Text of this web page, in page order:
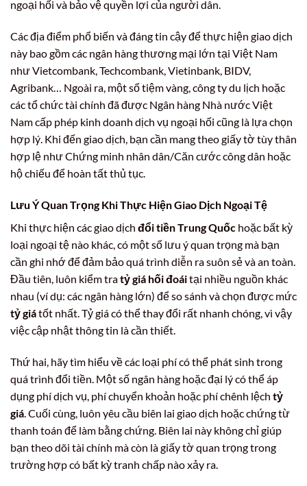
ngoại hối và bảo vệ quyền lợi của người dân.
Các địa điểm phổ biến và đáng tin cậy để thực hiện giao dịch
này bao gồm các ngân hàng thương mại lớn tại Việt Nam
như Vietcombank, Techcombank, Vietinbank, BIDV,
Agribank… Ngoài ra, một số tiệm vàng, công ty du lịch hoặc
các tổ chức tài chính đã được Ngân hàng Nhà nước Việt
Nam cấp phép kinh doanh dịch vụ ngoại hối cũng là lựa chọn
hợp lý. Khi đến giao dịch, bạn cần mang theo giấy tờ tùy thân
hợp lệ như Chứng minh nhân dân/Căn cước công dân hoặc
hộ chiếu để hoàn tất thủ tục.
Lưu Ý Quan Trọng Khi Thực Hiện Giao Dịch Ngoại Tệ
Khi thực hiện các giao dịch đổi tiền Trung Quốc hoặc bất kỳ
loại ngoại tệ nào khác, có một số lưu ý quan trọng mà bạn
cần ghi nhớ để đảm bảo quá trình diễn ra suôn sẻ và an toàn.
Đầu tiên, luôn kiểm tratỷ giá hối đoáitại nhiều nguồn khác
nhau (ví dụ: các ngân hàng lớn) để so sánh và chọn được mức
tỷ giátốt nhất. Tỷ giá có thể thay đổi rất nhanh chóng, vì vậy
việc cập nhật thông tin là cần thiết.
Thứ hai, hãy tìm hiểu về các loại phí có thể phát sinh trong
quá trình đổi tiền. Một số ngân hàng hoặc đại lý có thể áp
dụng phí dịch vụ, phí chuyển khoản hoặc phí chênh lệch tỷ
giá . Cuối cùng, luôn yêu cầu biên lai giao dịch hoặc chứng từ
thanh toán để làm bằng chứng. Biên lai này không chỉ giúp
bạn theo dõi tài chính mà còn là giấy tờ quan trọng trong
trường hợp có bất kỳ tranh chấp nào xảy ra.